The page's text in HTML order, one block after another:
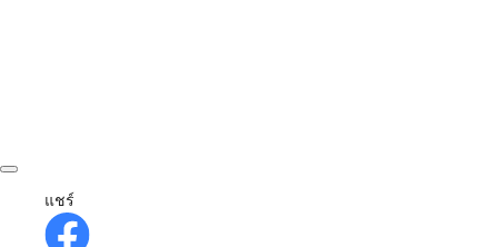
แชร์